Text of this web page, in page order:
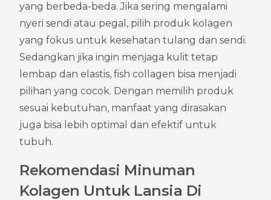
yang berbeda-beda. Jika sering mengalami
nyeri sendi atau pegal, pilih produk kolagen
yang fokus untuk kesehatan tulang dan sendi.
Sedangkan jika ingin menjaga kulit tetap
lembap dan elastis, fish collagen bisa menjadi
pilihan yang cocok. Dengan memilih produk
sesuai kebutuhan, manfaat yang dirasakan
juga bisa lebih optimal dan efektif untuk
tubuh.
Rekomendasi Minuman
Kolagen Untuk Lansia Di